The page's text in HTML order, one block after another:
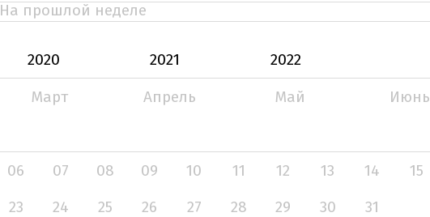
На прошлой неделе
2020 2021
2022
Март Апрель Май
Июнь
06 07 08 09 10 11 12 13 14 15
23 24 25 26 27 28 29 30 31